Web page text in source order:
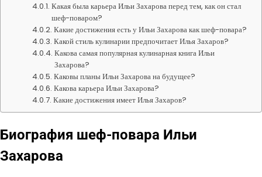
Какая была карьера Ильи Захарова перед тем, как он стал
шеф-поваром?
Какие достижения есть у Ильи Захарова как шеф-повара?
Какой стиль кулинарии предпочитает Илья Захаров?
Какова самая популярная кулинарная книга Ильи
Захарова?
Каковы планы Ильи Захарова на будущее?
Какова карьера Ильи Захарова?
Какие достижения имеет Илья Захаров?
Биография шеф-повара Ильи
Захарова